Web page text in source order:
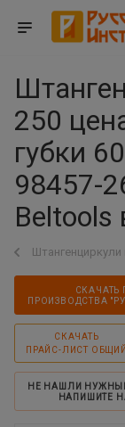
250
губки
98457-
Beltools
СКАЧАТЬ
ПРОИЗВОДСТВА
СКАЧАТЬ
ПРАЙС-ЛИСТ ОБЩИЙ
НЕ НАШЛИ
НАПИШИТЕ